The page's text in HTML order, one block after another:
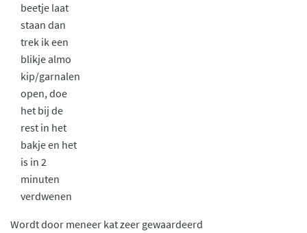
beetje laat
staan dan
trek ik een
blikje almo
kip/garnalen
open, doe
het bij de
rest in het
bakje en het
is in 2
minuten
verdwenen
Wordt door meneer kat zeer gewaardeerd